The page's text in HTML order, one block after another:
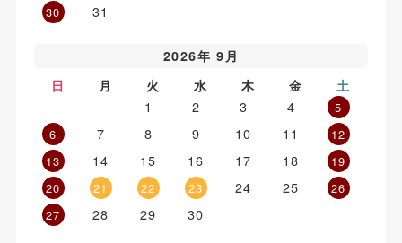
30
31
2026年 9月
日
月 火 水 木 金 土
1 2 3 4
5
6
7 8 9 10 11
12
13
14 15 16 17 18
19
20
21 22 23 24 25
26
27
28 29 30